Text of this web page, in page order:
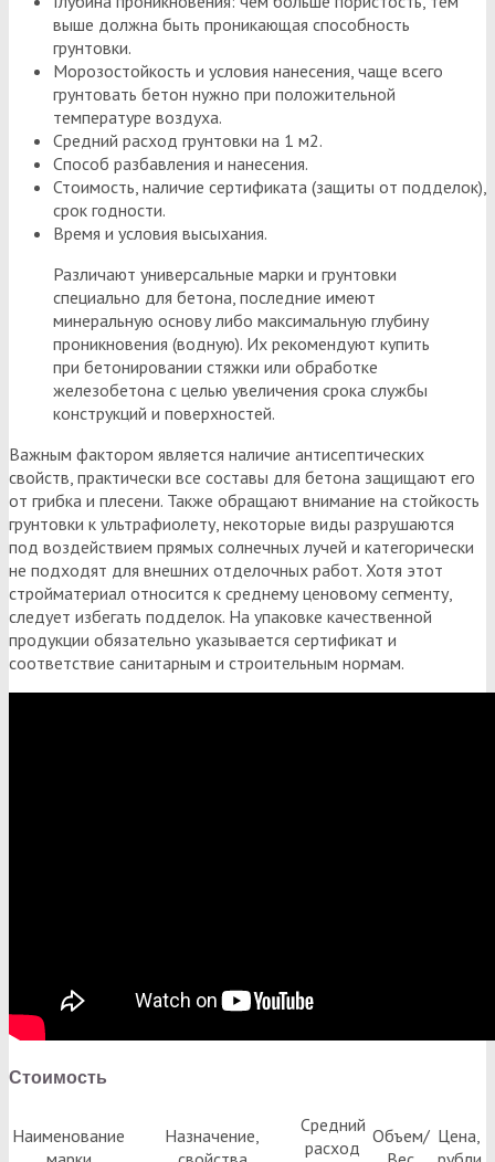
выше должна быть проникающая способность
грунтовки.
Морозостойкость и условия нанесения, чаще всего
грунтовать бетон нужно при положительной
температуре воздуха.
Средний расход грунтовки на 1 м2.
Способ разбавления и нанесения.
Стоимость, наличие сертификата (защиты от подделок),
срок годности.
Время и условия высыхания.
Различают универсальные марки и грунтовки
специально для бетона, последние имеют
минеральную основу либо максимальную глубину
проникновения (водную). Их рекомендуют купить
при бетонировании стяжки или обработке
железобетона с целью увеличения срока службы
конструкций и поверхностей.
Важным фактором является наличие антисептических
свойств, практически все составы для бетона защищают его
от грибка и плесени. Также обращают внимание на стойкость
грунтовки к ультрафиолету, некоторые виды разрушаются
под воздействием прямых солнечных лучей и категорически
не подходят для внешних отделочных работ. Хотя этот
стройматериал относится к среднему ценовому сегменту,
следует избегать подделок. На упаковке качественной
продукции обязательно указывается сертификат и
соответствие санитарным и строительным нормам.
Стоимость
Наименование
Назначение,
Средний
расход
Объем/ Цена,